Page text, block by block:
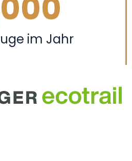
im Jahr